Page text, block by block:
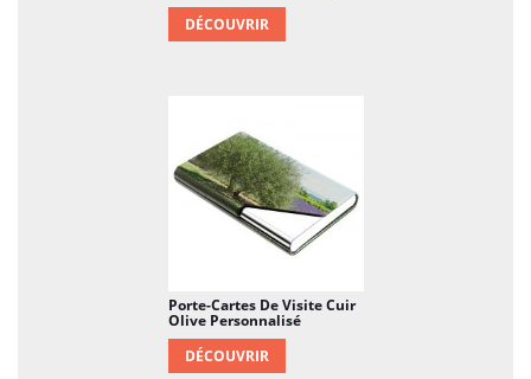
DÉCOUVRIR
Porte-Cartes De Visite Cuir
Olive Personnalisé
DÉCOUVRIR